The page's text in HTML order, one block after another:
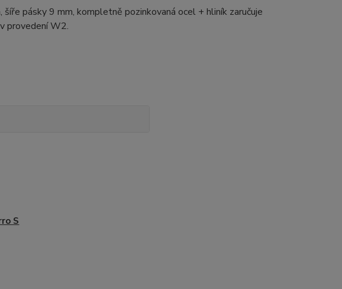
pásky 9 mm, kompletně pozinkovaná ocel + hliník zaručuje
provedení W2.
S